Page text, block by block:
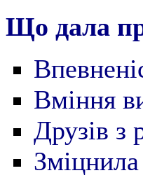
Що дала
Вміння
Друзів з